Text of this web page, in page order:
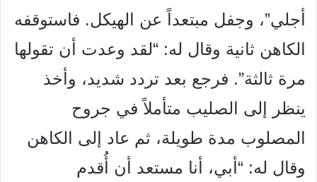
أجلي”، وجفل مبتعداً عن الهيكل. فاستوقفه
الكاهن ثانية وقال له: “لقد وعدت أن تقولها
مرة ثالثة”. فرجع بعد تردد شديد، وأخذ
ينظر إلى
الصليب متأملاً في جروح
المصلوب مدة طويلة، ثم عاد إلى الكاهن
وقال له: “أبي، أنا مستعد أن أُقدم